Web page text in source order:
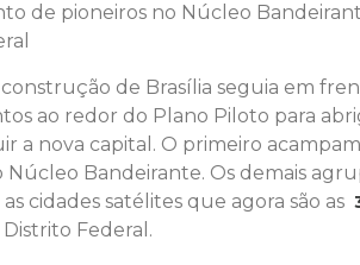
de pioneiros no Núcleo
de Brasília seguia em
ao redor do Plano Piloto para
a nova capital. O primeiro
Núcleo Bandeirante. Os demais
cidades satélites que agora são as
Federal.